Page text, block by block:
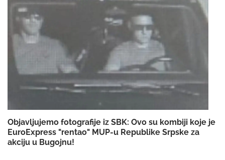
Objavljujemo fotografije iz SBK: Ovo su kombiji koje je
EuroExpress "rentao" MUP-u Republike Srpske za
akciju u Bugojnu!